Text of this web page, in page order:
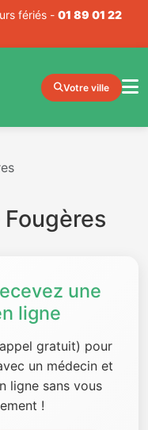
fériés - 01 89 01 22
Votre ville
une
ligne
gratuit) pour
un médecin et
ligne sans vous
!